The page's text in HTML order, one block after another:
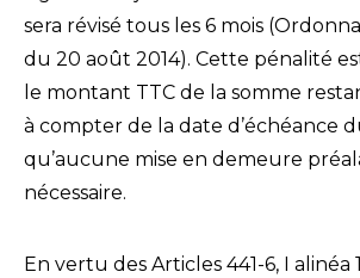
sera révisé tous les 6 mois
du 20 août 2014). Cette pénalité
le montant TTC de la somme
à compter de la date d’échéance
qu’aucune mise en demeure
nécessaire.
En vertu des Articles 441-6, I alinéa